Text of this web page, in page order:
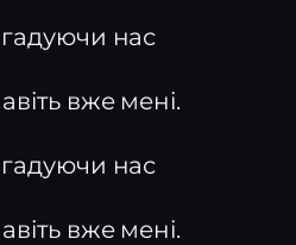
нас
вже мені.
нас
вже мені.